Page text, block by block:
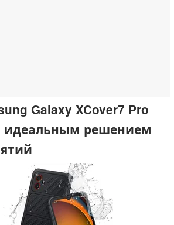
Galaxy XCover7 Pro
идеальным решением